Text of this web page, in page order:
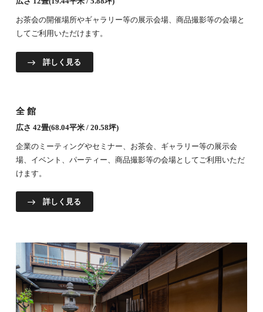
お茶会の開催場所やギャラリー等の展示会場、商品撮影等の会場と
してご利用いただけます。
詳しく見る
全館
広さ 42畳(68.04平米 / 20.58坪)
企業のミーティングやセミナー、お茶会、ギャラリー等の展示会
場、イベント、パーティー、商品撮影等の会場としてご利用いただ
けます。
詳しく見る